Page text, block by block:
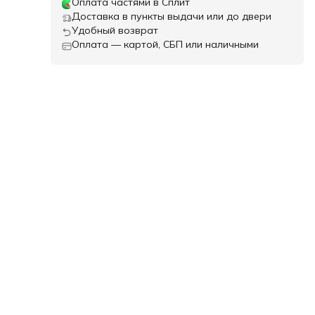
Доставка в пункты выдачи или до двери
Удобный возврат
Оплата — картой, СБП или наличными